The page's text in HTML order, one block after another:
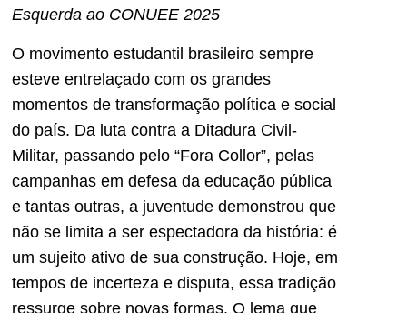
Esquerda ao CONUEE 2025
O movimento estudantil brasileiro sempre
esteve entrelaçado com os grandes
momentos de transformação política e social
do país. Da luta contra a Ditadura Civil-
Militar, passando pelo “Fora Collor”, pelas
campanhas em defesa da educação pública
e tantas outras, a juventude demonstrou que
não se limita a ser espectadora da história: é
um sujeito ativo de sua construção. Hoje, em
tempos de incerteza e disputa, essa tradição
ressurge sobre novas formas. O lema que